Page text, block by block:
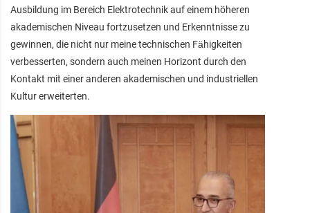
Ausbildung im Bereich Elektrotechnik auf einem höheren
akademischen Niveau fortzusetzen und Erkenntnisse zu
gewinnen, die nicht nur meine technischen Fähigkeiten
verbesserten, sondern auch meinen Horizont durch den
Kontakt mit einer anderen akademischen und industriellen
Kultur erweiterten.